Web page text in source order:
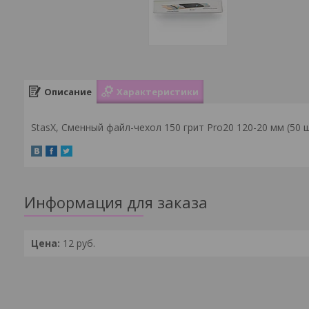
Описание Характеристики
StasX, Сменный файл-чехол 150 грит Pro20 120-20 мм (50
Информация для заказа
Цена: 12 руб.